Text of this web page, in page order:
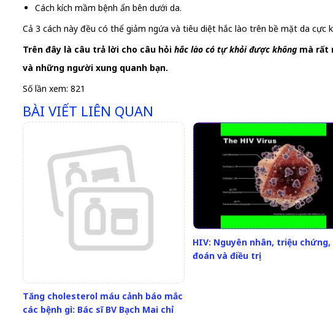
Cách kích mầm bệnh ẩn bên dưới da.
Cả 3 cách này đều có thể giảm ngứa và tiêu diệt hắc lào trên bề mặt da cực
Trên đây là câu trả lời cho câu hỏi hắc lào có tự khỏi được không mà rất
và những người xung quanh bạn.
Số lần xem: 821
BÀI VIẾT LIÊN QUAN
Tăng cholesterol máu cảnh báo mắc
các bệnh gì: Bác sĩ BV Bạch Mai chỉ
HIV: Nguyên nhân, triệu chứng,
đoán và điều trị